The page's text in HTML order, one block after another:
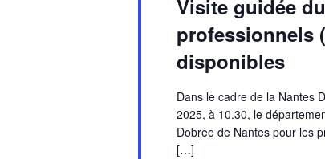
Visite guidée
professionnels
disponibles
Dans le cadre de la Nantes
2025, à 10.30, le
Dobrée de Nantes pour les
[…]